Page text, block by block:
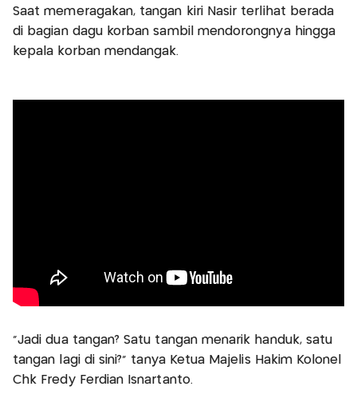
Saat memeragakan, tangan kiri Nasir terlihat berada
di bagian dagu korban sambil mendorongnya hingga
kepala korban mendangak.
"Jadi dua tangan? Satu tangan menarik handuk, satu
tangan lagi di sini?" tanya Ketua Majelis Hakim Kolonel
Chk Fredy Ferdian Isnartanto.